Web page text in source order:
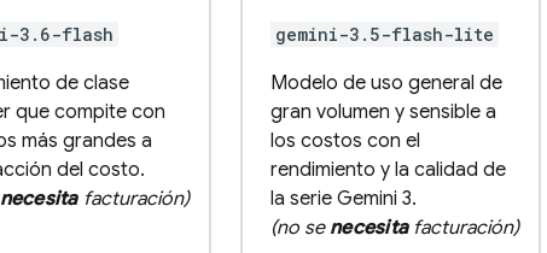
3.6-flash
de clase
que compite con
más grandes a
del costo.
necesitafacturación)
gemini-3.5-flash-lite
Modelo de uso general de
gran volumen y sensible a
los costos con el
rendimiento y la calidad de
la serie Gemini 3.
(no se necesitafacturación)